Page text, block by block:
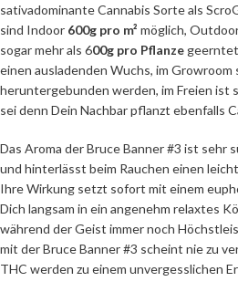
sativadominante Cannabis Sorte als
sind Indoor 600g pro m² möglich,
sogar mehr als 600g pro Pflanze
einen ausladenden Wuchs, im Growroom
heruntergebunden werden, im Freien ist
sei denn Dein Nachbar pflanzt ebenfalls
Das Aroma der Bruce Banner #3 ist
und hinterlässt beim Rauchen einen
Ihre Wirkung setzt sofort mit einem
Dich langsam in ein angenehm relaxtes
während der Geist immer noch
mit der Bruce Banner #3 scheint nie zu
THC werden zu einem unvergesslichen